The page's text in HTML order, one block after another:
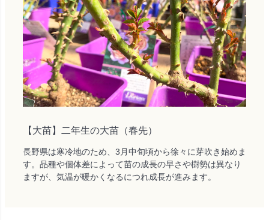
【大苗】二年生の大苗（春先）
長野県は寒冷地のため、3月中旬頃から徐々に芽吹き始めま
す。品種や個体差によって苗の成長の早さや樹勢は異なり
ますが、気温が暖かくなるにつれ成長が進みます。